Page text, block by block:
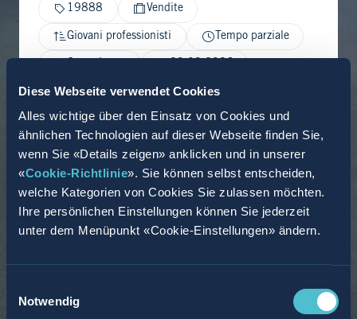
Diese Webseite verwendet Cookies
Alles wichtige über den Einsatz von Cookies und
ähnlichen Technologien auf dieser Webseite finden Sie,
wenn Sie «Details zeigen» anklicken und in unserer
«Cookie-Richtlinie». Sie können selbst entscheiden,
welche Kategorien von Cookies Sie zulassen möchten.
Ihre persönlichen Einstellungen können Sie jederzeit
unter dem Menüpunkt «Cookie-Einstellungen» ändern.
Notwendig
19888 Vendite
Giovani professionisti Tempo parziale